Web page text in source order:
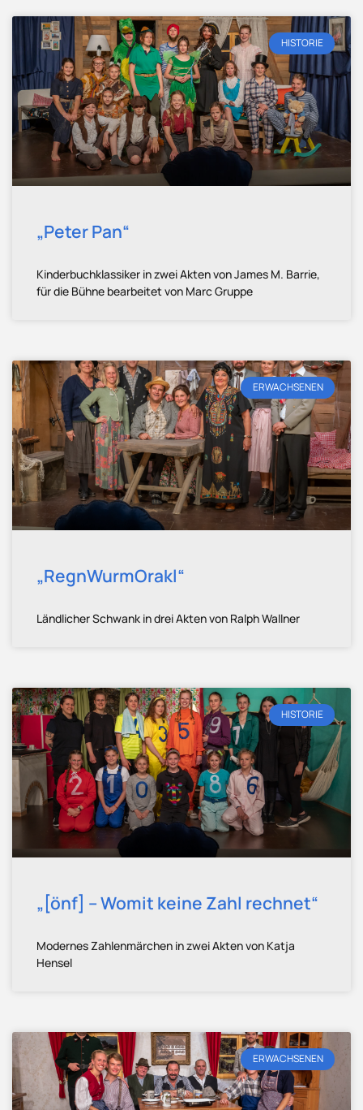
HISTORIE
„Peter Pan“
Kinderbuchklassiker in zwei Akten von James M. Barrie,
für die Bühne bearbeitet von Marc Gruppe
ERWACHSENEN
„RegnWurmOrakl“
Ländlicher Schwank in drei Akten von Ralph Wallner
HISTORIE
„[önf] – Womit keine Zahl rechnet“
Modernes Zahlenmärchen in zwei Akten von Katja
Hensel
ERWACHSENEN